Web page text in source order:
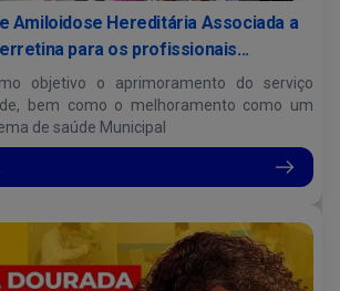
Amiloidose Hereditária Associada a
para os profissionais...
objetivo o aprimoramento do serviço
bem como o melhoramento como um
de saúde Municipal